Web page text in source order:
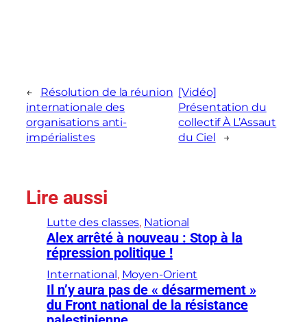
←
Résolution de la réunion
internationale des
organisations anti-
impérialistes
[Vidéo]
Présentation du
collectif À L’Assaut
du Ciel
→
Lire aussi
Lutte des classes, National
Alex arrêté à nouveau : Stop à la
répression politique !
International, Moyen-Orient
Il n’y aura pas de « désarmement »
du Front national de la résistance